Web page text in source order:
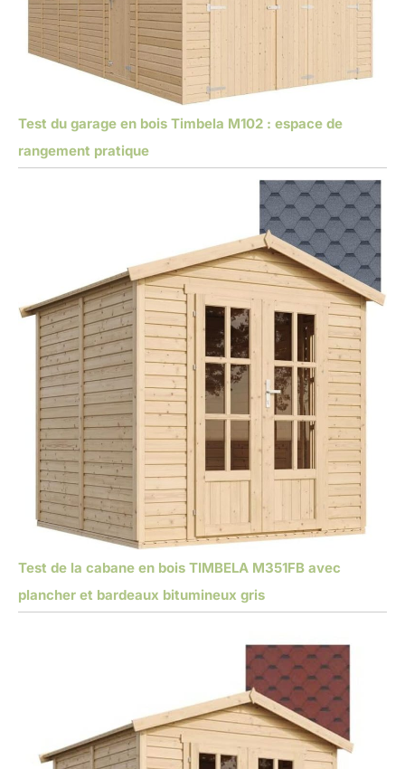
Test du garage en bois Timbela M102 : espace de
rangement pratique
Test de la cabane en bois TIMBELA M351FB avec
plancher et bardeaux bitumineux gris